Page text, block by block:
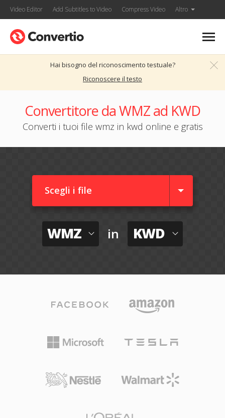
Video Editor Add Subtitles to Video Compress Video Altro
Hai bisogno del riconoscimento testuale?
Riconoscere il testo
Convertitore da WMZ ad KWD
Converti i tuoi file wmz in kwd online e gratis
Scegli i file
WMZ in KWD